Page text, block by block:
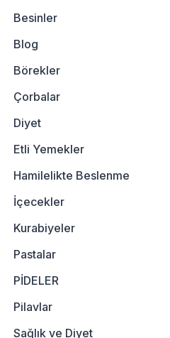
Besinler
Blog
Börekler
Çorbalar
Diyet
Etli Yemekler
Hamilelikte Beslenme
İçecekler
Kurabiyeler
Pastalar
PİDELER
Pilavlar
Sağlık ve Diyet